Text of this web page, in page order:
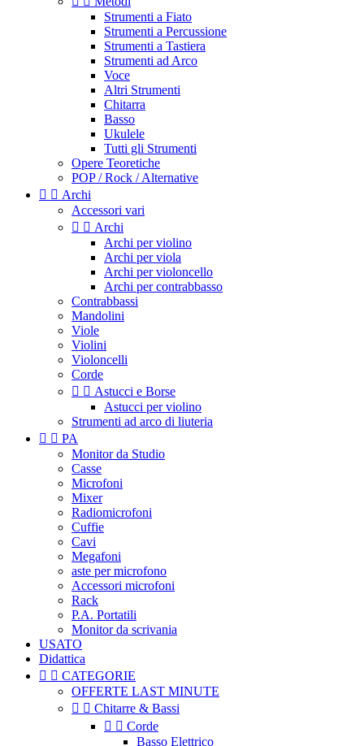
Strumenti a Fiato
Strumenti a Percussione
Strumenti a Tastiera
Strumenti ad Arco
Voce
Altri Strumenti
Chitarra
Basso
Ukulele
Tutti gli Strumenti
Opere Teoretiche
POP / Rock / Alternative
  Archi
Accessori vari
  Archi
Archi per violino
Archi per viola
Archi per violoncello
Archi per contrabbasso
Contrabbassi
Mandolini
Viole
Violini
Violoncelli
Corde
  Astucci e Borse
Astucci per violino
Strumenti ad arco di liuteria
  PA
Monitor da Studio
Casse
Microfoni
Mixer
Radiomicrofoni
Cuffie
Cavi
Megafoni
aste per microfono
Accessori microfoni
Rack
P.A. Portatili
Monitor da scrivania
USATO
Didattica
  CATEGORIE
OFFERTE LAST MINUTE
  Chitarre & Bassi
  Corde
Basso Elettrico